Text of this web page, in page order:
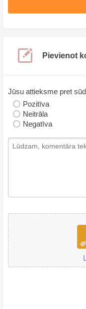
Pievienot
Jūsu attieksme pret
Pozitīva
Neitrāla
Negatīva